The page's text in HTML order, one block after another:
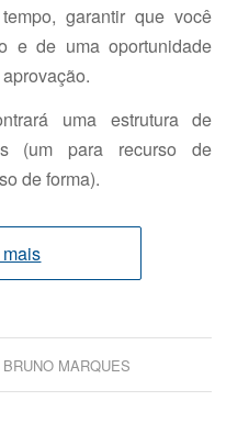
garantir que você
e de uma oportunidade
uma estrutura de
(um para recurso de
de forma).
BRUNO MARQUES